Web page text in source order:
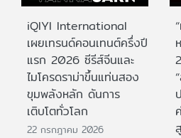
iQIYI International
เผยเทรนด์คอนเทนต์ครึ่งปี
แรก 2026 ซีรีส์จีนและ
ไมโครดราม่าขึ้นแท่นสอง
ขุมพลังหลัก ดันการ
เติบโตทั่วโลก
22 กรกฎาคม 2026